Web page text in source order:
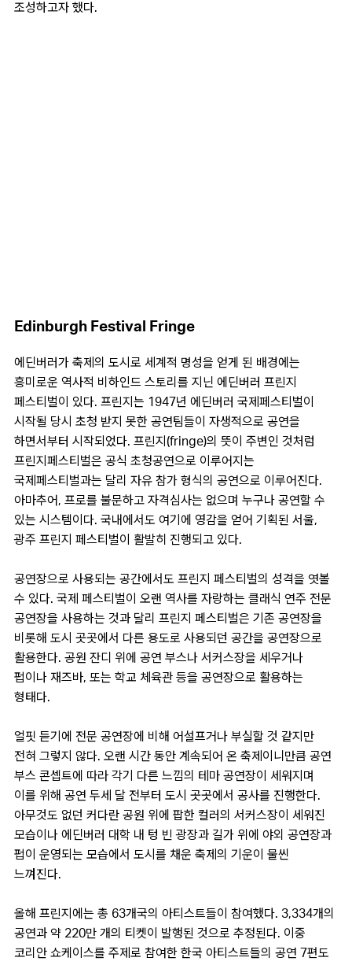
조성하고자 했다.
Edinburgh Festival Fringe
에딘버러가 축제의 도시로 세계적 명성을 얻게 된 배경에는
흥미로운 역사적 비하인드 스토리를 지닌 에딘버러 프린지
페스티벌이 있다. 프린지는 1947년 에딘버러 국제페스티벌이
시작될 당시 초청 받지 못한 공연팀들이 자생적으로 공연을
하면서부터 시작되었다. 프린지(fringe)의 뜻이 주변인 것처럼
프린지페스티벌은 공식 초청공연으로 이루어지는
국제페스티벌과는 달리 자유 참가 형식의 공연으로 이루어진다.
아마추어, 프로를 불문하고 자격심사는 없으며 누구나 공연할 수
있는 시스템이다. 국내에서도 여기에 영감을 얻어 기획된 서울,
광주 프린지 페스티벌이 활발히 진행되고 있다.
공연장으로 사용되는 공간에서도 프린지 페스티벌의 성격을 엿볼
수 있다. 국제 페스티벌이 오랜 역사를 자랑하는 클래식 연주 전문
공연장을 사용하는 것과 달리 프린지 페스티벌은 기존 공연장을
비롯해 도시 곳곳에서 다른 용도로 사용되던 공간을 공연장으로
활용한다. 공원 잔디 위에 공연 부스나 서커스장을 세우거나
펍이나 재즈바, 또는 학교 체육관 등을 공연장으로 활용하는
형태다.
얼핏 듣기에 전문 공연장에 비해 어설프거나 부실할 것 같지만
전혀 그렇지 않다. 오랜 시간 동안 계속되어 온 축제이니만큼 공연
부스 콘셉트에 따라 각기 다른 느낌의 테마 공연장이 세워지며
이를 위해 공연 두세 달 전부터 도시 곳곳에서 공사를 진행한다.
아무것도 없던 커다란 공원 위에 팝한 컬러의 서커스장이 세워진
모습이나 에딘버러 대학 내 텅 빈 광장과 길가 위에 야외 공연장과
펍이 운영되는 모습에서 도시를 채운 축제의 기운이 물씬
느껴진다.
올해 프린지에는 총 63개국의 아티스트들이 참여했다. 3,334개의
공연과 약 220만 개의 티켓이 발행된 것으로 추정된다. 이중
코리안 쇼케이스를 주제로 참여한 한국 아티스트들의 공연 7편도